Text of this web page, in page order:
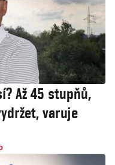
Až 45 stupňů,
varuje